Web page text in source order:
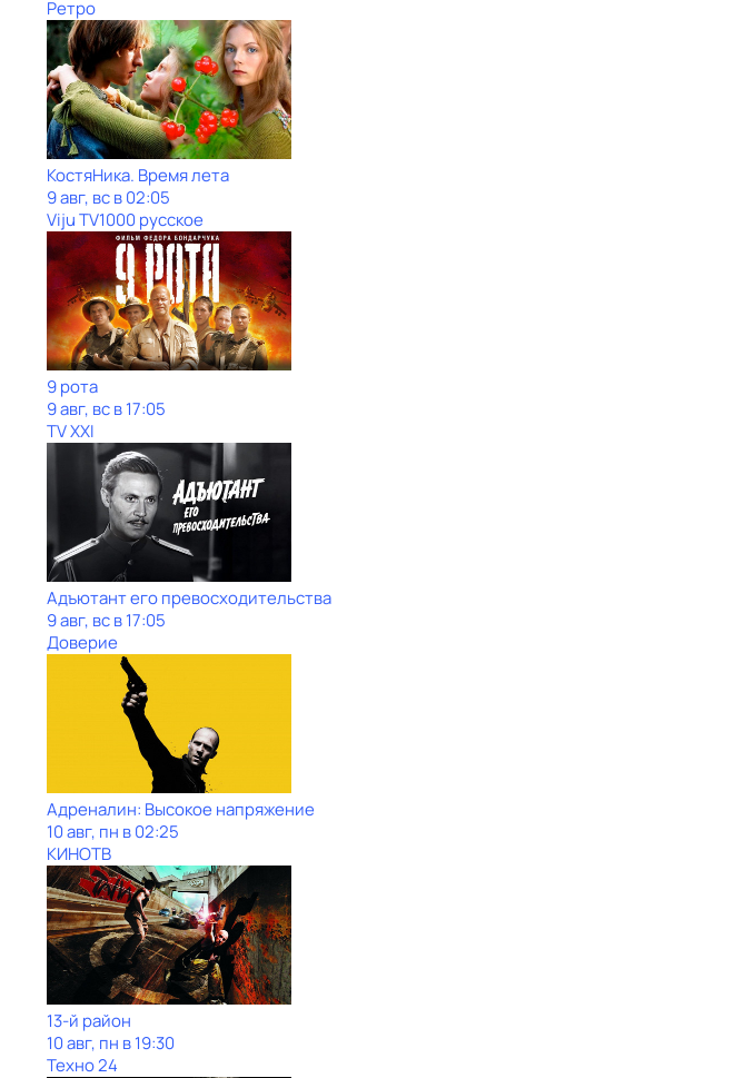
Ретро
КостяНика. Время лета
9 авг, вс в 02:05
Viju TV1000 русское
9 рота
9 авг, вс в 17:05
TV XXI
Адъютант его превосходительства
9 авг, вс в 17:05
Доверие
Адреналин: Высокое напряжение
10 авг, пн в 02:25
КИНОТВ
13-й район
10 авг, пн в 19:30
Техно 24